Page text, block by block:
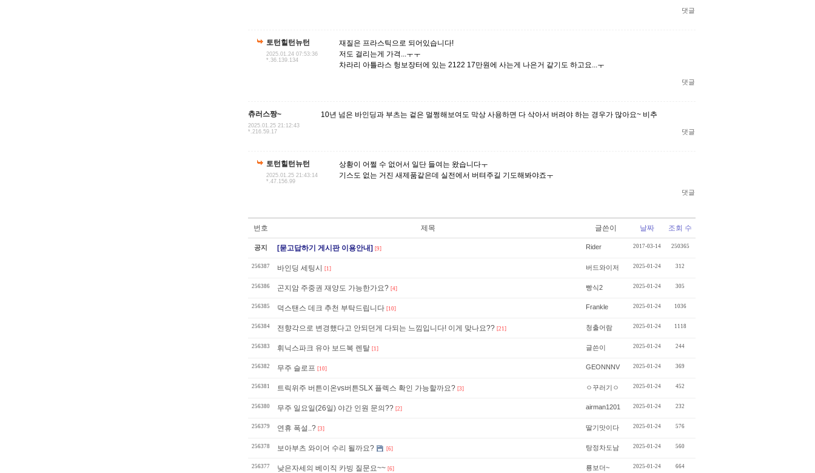
댓글
토턴힐턴뉴턴
2025.01.24 07:53:36
*.36.139.134
재질은 프라스틱으로 되어있습니다!
저도 걸리는게 가격...ㅜㅜ
차라리 아틀라스 헝보장터에 있는 2122 17만원에 사는게 나은거 같기도 하고요...ㅜ
댓글
츄러스짱~
2025.01.25 21:12:43
*.216.59.17
10년 넘은 바인딩과 부츠는 겉은 멀쩡해보여도 막상 사용하면 다 삭아서 버려야 하는 경우가 많아요~ 비추
댓글
토턴힐턴뉴턴
2025.01.25 21:43:14
*.47.156.99
상황이 어쩔 수 없어서 일단 들여는 왔습니다ㅜ
기스도 없는 거진 새제품같은데 실전에서 버텨주길 기도해봐야죠ㅜ
댓글
번호 제목 글쓴이 날짜 조회 수
공지 [묻고답하기 게시판 이용안내] [9] Rider 2017-03-14 250365
256387 바인딩 세팅시 [1] 버드와이저 2025-01-24 312
256386 곤지암 주중권 재양도 가능한가요? [4] 빵식2 2025-01-24 305
256385 덕스탠스 데크 추천 부탁드립니다 [10] Frankle 2025-01-24 1036
256384 전향각으로 변경했다고 안되던게 다되는 느낌입니다! 이게 맞나요?? [21] 청출어람 2025-01-24 1118
256383 휘닉스파크 유아 보드복 렌탈 [1] 글쓴이 2025-01-24 244
256382 무주 슬로프 [10] GEONNNV 2025-01-24 369
256381 트릭위주 버튼이온vs버튼SLX 플렉스 확인 가능할까요? [3] ㅇ꾸러기ㅇ 2025-01-24 452
256380 무주 일요일(26일) 야간 인원 문의?? [2] airman1201 2025-01-24 232
256379 연휴 폭설..? [3] 딸기맛이다 2025-01-24 576
256378 보아부츠 와이어 수리 될까요? [6] 탕정차도남 2025-01-24 560
256377 낮은자세의 베이직 카빙 질문요~~ [6] 룡보더~ 2025-01-24 664